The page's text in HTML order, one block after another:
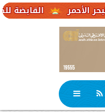
القابضة للكهرباء : 23,1 مليار جنيه حجم استثمارات مستهدفة